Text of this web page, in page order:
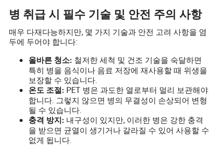
병 취급 시 필수 기술 및 안전 주의 사항
매우 다재다능하지만, 몇 가지 기술과 안전 고려 사항을 염
두에 두어야 합니다:
올바른 청소: 철저한 세척 및 건조 기술을 숙달하면
특히 병을 음식이나 음료 저장에 재사용할 때 위생을
보장할 수 있습니다.
온도 조절: PET 병은 과도한 열로부터 멀리 보관해야
합니다. 그렇지 않으면 병의 무결성이 손상되어 변형
될 수 있습니다.
충격 방지: 내구성이 있지만, 이러한 병은 강한 충격
을 받으면 균열이 생기거나 갈라질 수 있어 사용할 수
없게 됩니다.